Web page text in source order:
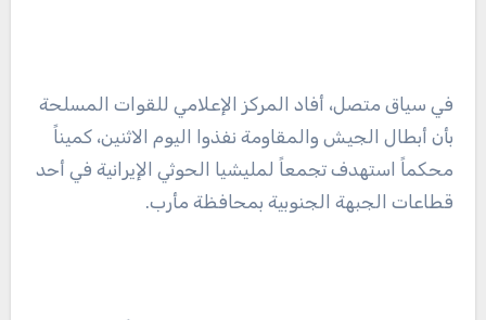
في سياق متصل، أفاد المركز الإعلامي للقوات المسلحة
بأن أبطال الجيش والمقاومة نفذوا اليوم الاثنين، كميناً
محكماً استهدف تجمعاً لمليشيا الحوثي الإيرانية في أحد
قطاعات الجبهة الجنوبية بمحافظة مأرب.